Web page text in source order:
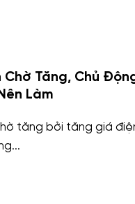
Tăng, Chủ
Làm
tăng bởi tăng giá